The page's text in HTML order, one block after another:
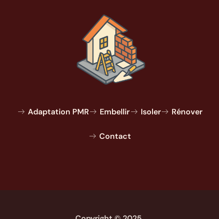
Adaptation PMR Embellir Isoler Rénover
Contact